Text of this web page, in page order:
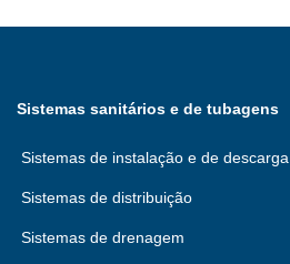
Sistemas sanitários e de tubagens
Sistemas de instalação e de descarga
Sistemas de distribuição
Sistemas de drenagem